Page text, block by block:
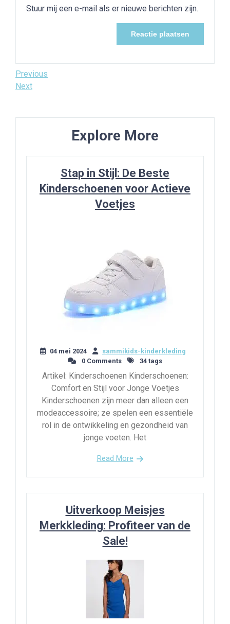
Stuur mij een e-mail als er nieuwe berichten zijn.
Bericht
navigatie
Previous
Post
Previous
Next
Next
Explore More
Stap in Stijl: De Beste
Kinderschoenen voor Actieve
Voetjes
04 mei 2024
sammikids-kinderkleding
0 Comments
34 tags
Artikel: Kinderschoenen Kinderschoenen:
Comfort en Stijl voor Jonge Voetjes
Kinderschoenen zijn meer dan alleen een
modeaccessoire; ze spelen een essentiële
rol in de ontwikkeling en gezondheid van
jonge voeten. Het
Read More
Uitverkoop Meisjes
Merkkleding: Profiteer van de
Sale!